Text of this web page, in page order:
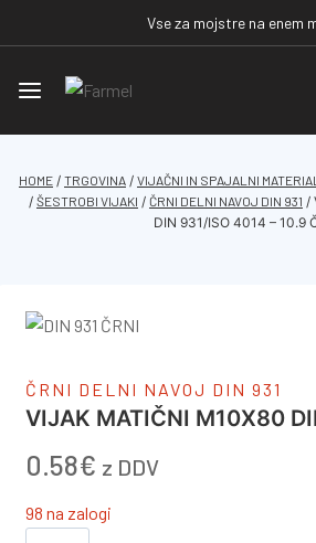
Vse za mojstre na enem
HOME / TRGOVINA / VIJAČNI IN SPAJALNI MATERIAL
/ ŠESTROBI VIJAKI / ČRNI DELNI NAVOJ DIN 931 /
DIN 931/ISO 4014 – 10.9
ČRNI DELNI NAVOJ DIN 931
VIJAK MATIČNI M10X80
0.58€ z DDV
98 na zalogi